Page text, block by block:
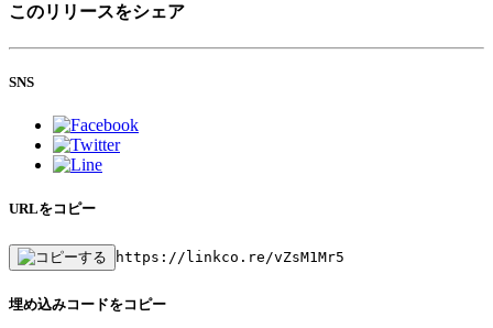
このリリースをシェア
SNS
URLをコピー
https://linkco.re/vZsM1Mr5
埋め込みコードをコピー